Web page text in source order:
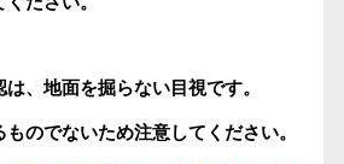
、地面を掘らない目視です。
のでないため注意してください。